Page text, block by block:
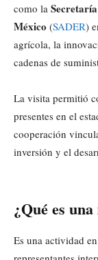
como la
México (SADER)
agrícola, la
cadenas de
La visita permitió
presentes en el
cooperación
inversión y el
¿Qué es
Es una actividad